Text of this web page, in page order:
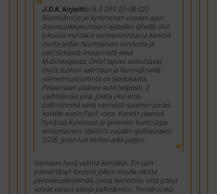
J.O.K. kirjoitti:(8.3.2011 23:06:02)
Nurmijärvi jo yli kymmenen vuoden ajan.
Asuinpaikkakuntaani ajatellen lähellä olisi
lukuisia muitakin varteenotettavia kenttiä,
mutta pidän Nurmijärven rennosta ja
välittömästä ilmapiiristä sekä
klubihengestä. Omat lapset vaikuttavat
myös tuohon valintaan ja Nurmijärvellä
valmennustoiminta on laadukasta.
Pelaamaan pääsee suht helposti. 3
vaihtelevaa ysiä, joista yksi aina
palloränninä sekä varmasti suomen paras,
kaikille avoin Par3 -rata. Kentät yleensä
hyvässä kunnossa ja greenien kunto jopa
erinomainen. Valittiin vuoden golfseuraksi
2008, joten tuo kertoo aika paljon.
Varmaan hyvä valinta kentäksi. En vain
ymmärtänyt forumin jollain sivulla ollutta
pelioikeuskirjelmää, jossa kerrottiin, että jotkut
voivat varata aikoja palloränniin. Ymmärsinkö